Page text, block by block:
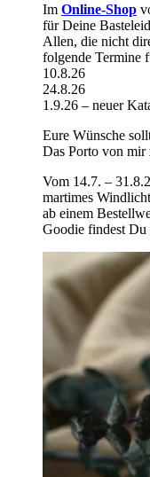
Im Online-Shop
für Deine
Allen, die nicht
folgende Termine
10.8.26
24.8.26
1.9.26 – neuer
Eure Wünsche
Das Porto von mir
Vom 14.7. –
martimes
ab einem
Goodie findest